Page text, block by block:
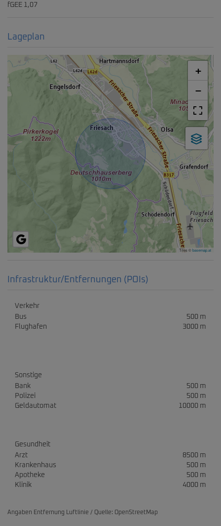
fGEE 1,07
Lageplan
+
−
Tiles ©basemap.at
Infrastruktur/Entfernungen (POIs)
Verkehr
Bus
500 m
Flughafen
3000 m
Sonstige
Bank
500 m
Polizei
500 m
Geldautomat
10000 m
Gesundheit
Arzt
8500 m
Krankenhaus
500 m
Apotheke
500 m
Klinik
4000 m
Angaben Entfernung Luftlinie / Quelle: OpenStreetMap